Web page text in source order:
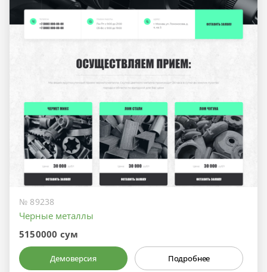
№ 89238
Черные металлы
5150000 сум
Демоверсия Подробнее